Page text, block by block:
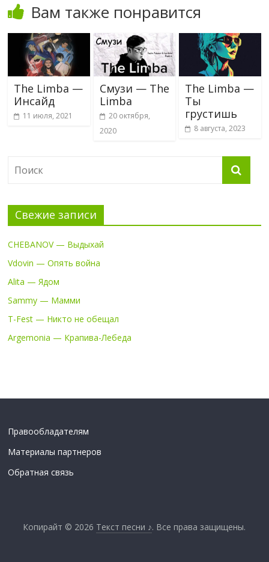
Вам также понравится
The Limba —
Инсайд
11 июля, 2021
Смузи — The
Limba
20 октября,
2020
The Limba —
Ты
грустишь
8 августа, 2023
Свежие записи
CHEBANOV — Выдыхай
Vdovin — Опять война
Alita — Ядом
Sammy — Мамми
T-Fest — Никто не обещал
Argemonia — Крапива-Лебеда
Правообладателям
Материалы партнеров
Обратная связь
Копирайт © 2026 Текст песни ♪. Все права защищены.